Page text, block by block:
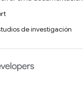
de investigación